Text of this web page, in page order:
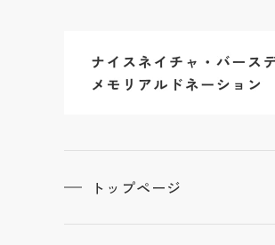
トップページ